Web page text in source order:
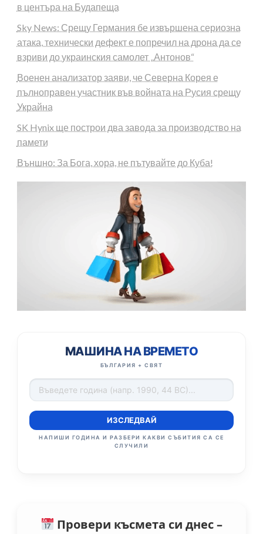
в центъра на Будапеща
Sky News: Срещу Германия бе извършена сериозна
атака, технически дефект е попречил на дрона да се
взриви до украинския самолет „Антонов“
Военен анализатор заяви, че Северна Корея е
пълноправен участник във войната на Русия срещу
Украйна
SK Hynix ще построи два завода за производство на
памети
Външно: За Бога, хора, не пътувайте до Куба!
МАШИНА НА ВРЕМЕТО
БЪЛГАРИЯ + СВЯТ
ИЗСЛЕДВАЙ
НАПИШИ ГОДИНА И РАЗБЕРИ КАКВИ СЪБИТИЯ СА СЕ
СЛУЧИЛИ
Провери късмета си днес –